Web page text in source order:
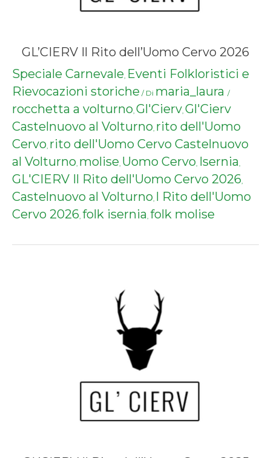
GL’CIERV Il Rito dell’Uomo Cervo 2026
Speciale Carnevale, Eventi Folkloristici e
Rievocazioni storiche / Di maria_laura /
rocchetta a volturno, Gl'Cierv, Gl'Cierv
Castelnuovo al Volturno, rito dell'Uomo
Cervo, rito dell'Uomo Cervo Castelnuovo
al Volturno, molise, Uomo Cervo, Isernia,
GL'CIERV Il Rito dell'Uomo Cervo 2026,
Castelnuovo al Volturno,
l Rito dell'Uomo
Cervo 2026, folk isernia, folk molise